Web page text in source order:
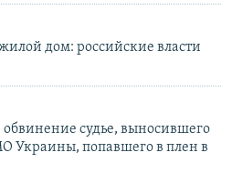
дом: российские власти
судье, выносившего
Украины, попавшего в плен в